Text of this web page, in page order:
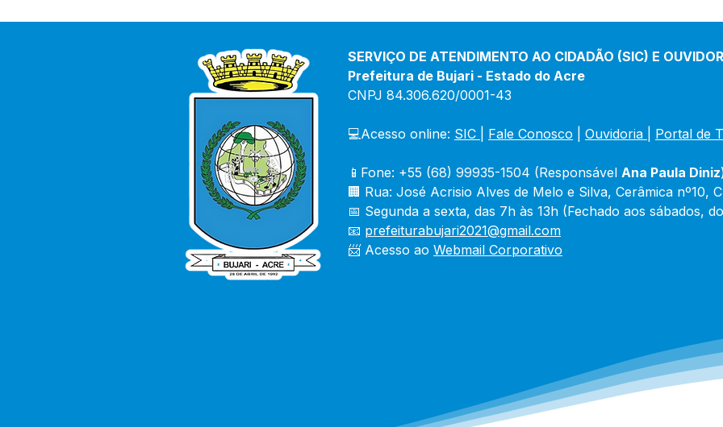
SERVIÇO DE ATENDIMENTO AO CIDADÃO (SIC) E
Prefeitura de Bujari - Estado do Acre
CNPJ 84.306.620/0001-43
💻Acesso online: SIC Fale Conosco Ouvidoria Portal de
📱Fone: +55 (68) 99935-1504 (Responsável Ana Paula Diniz
🏢 Rua: José Acrisio Alves de Melo e Silva, Cerâmica nº10,
📅 Segunda a sexta, das 7h às 13h (Fechado aos sábados,
📧 prefeiturabujari2021@gmail.com
📨 Acesso ao Webmail Corporativo